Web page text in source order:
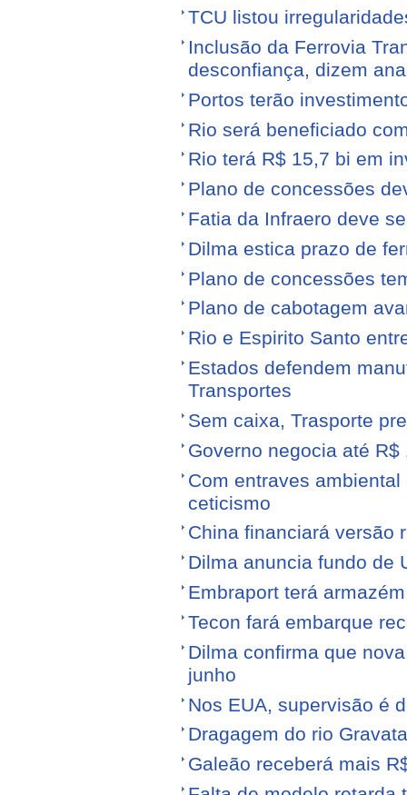
TCU listou
Inclusão da Ferrovia
desconfiança, dizem
Portos terão
Rio será beneficiado
Rio terá R$ 15,7 bi em
Plano de concessões
Fatia da Infraero deve
Dilma estica prazo de
Plano de concessões
Plano de cabotagem
Rio e Espirito Santo
Estados defendem
Transportes
Sem caixa, Trasporte
Governo negocia até
Com entraves
ceticismo
China financiará versão
Dilma anuncia fundo de
Embraport terá
Tecon fará embarque
Dilma confirma que
junho
Nos EUA, supervisão é
Dragagem do rio
Galeão receberá mais